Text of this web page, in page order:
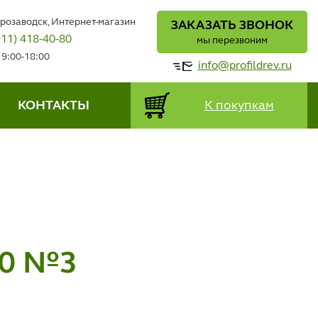
Интернет-магазин
418-40-80
9:00-18:00
ЗАКАЗАТЬ ЗВОНОК
мы перезвоним
info@profildrev.ru
КОНТАКТЫ К покупкам
№3